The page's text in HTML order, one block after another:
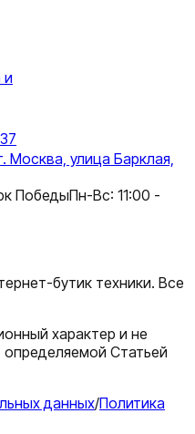
и
Москва, улица Барклая,
ПобедыПн-Вс: 11:00 -
бутик техники. Все
характер и не
определяемой Статьей
данных/Политика